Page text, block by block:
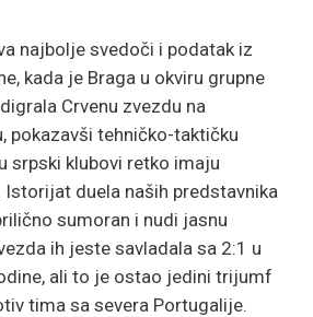
najbolje svedoči i podatak iz
kada je Braga u okviru grupne
Crvenu zvezdu na
pokazavši tehničko-taktičku
srpski klubovi retko imaju
Istorijat duela naših predstavnika
sumoran i nudi jasnu
ih jeste savladala sa 2:1 u
ali to je ostao jedini trijumf
tima sa severa Portugalije.